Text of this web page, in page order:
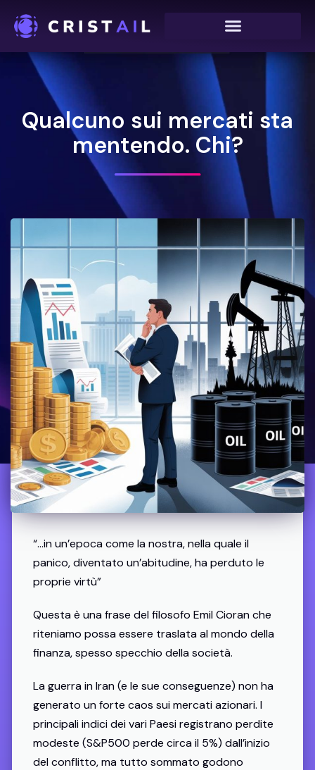
Qualcuno sui mercati sta
mentendo. Chi?
“…in un’epoca come la nostra, nella quale il
panico, diventato un’abitudine, ha perduto le
proprie virtù”
Questa è una frase del filosofo Emil Cioran che
riteniamo possa essere traslata al mondo della
finanza, spesso specchio della società.
La guerra in Iran (e le sue conseguenze) non ha
generato un forte caos sui mercati azionari. I
principali indici dei vari Paesi registrano perdite
modeste (S&P500 perde circa il 5%) dall’inizio
del conflitto, ma tutto sommato godono